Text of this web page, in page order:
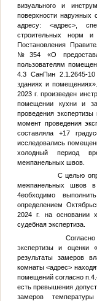
визуального и
поверхности наружных
адресу:<адрес> ,
строительных норм
Постановления
№354 «О
пользователям
4.3 СанПин 2.1.2645-
зданиях и
2023 г. произведен
помещении кухни и
проведения
момент проведения
составляла +17
исследовались
холодный период
межпанельных швов.
С целью
межпанельных швов
4еобходимо
определением
2024 г. на основании
судебная экспертиза.
Согласно
экспертизы и
результаты замеров
комнаты<адрес>
помещений согласно
есть превышения
замеров